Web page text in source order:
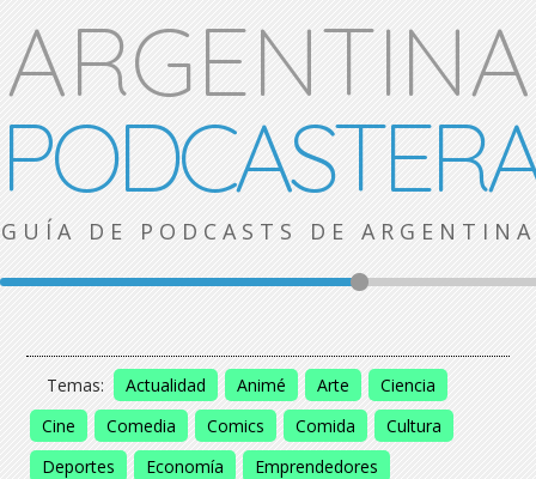
ARGENTINA
GUÍA DE PODCASTS DE ARGENTINA
Temas: Actualidad Animé Arte
Ciencia
Cine
Comedia Comics Comida
Cultura
Deportes
Economía
Emprendedores